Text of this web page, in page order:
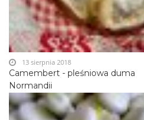
Camembert - pleśniowa duma
Normandii
13 sierpnia 2018